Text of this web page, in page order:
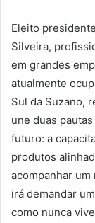
Eleito
Silveira,
em grandes
atualmente
Sul da Suzano,
une duas
futuro: a
produtos
acompanhar
irá demandar
como nunca